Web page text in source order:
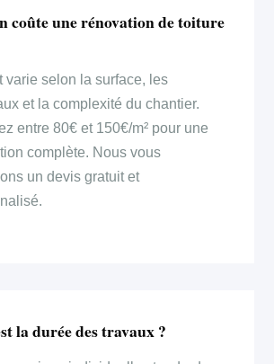
coûte une rénovation de toiture
varie selon la surface, les
et la complexité du chantier.
entre 80€ et 150€/m² pour une
complète. Nous vous
un devis gratuit et
la durée des travaux ?